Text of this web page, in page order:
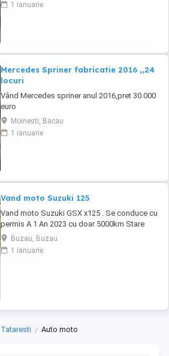
1 ianuarie
Mercedes Spriner fabricatie 2016 ,,24
locuri
Vând Mercedes spriner anul 2016,pret 30.000
euro
Moinesti, Bacau
1 ianuarie
Vand moto Suzuki 125
Vand moto Suzuki GSX x125 . Se conduce cu
permis A 1 An 2023 cu doar 5000km Stare
impecabila , fara cazaturi ITP valabil pana in
noiembrie 2027 Revizii si schimb de ulei in
service autorizat
Buzau, Buzau
1 ianuarie
Tataresti Auto moto